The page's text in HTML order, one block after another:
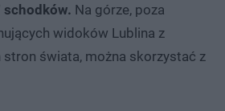
schodków. Na górze, poza
widoków Lublina z
świata, można skorzystać z